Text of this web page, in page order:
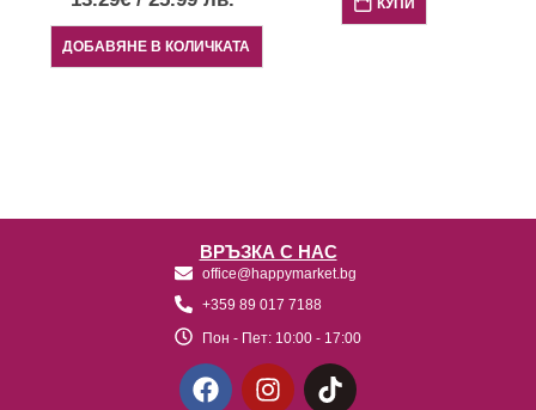
ДОБАВЯНЕ В КОЛИЧКАТА
КУПИ
ВРЪЗКА С НАС
office@happymarket.bg
+359 89 017 7188
Пон - Пет: 10:00 - 17:00